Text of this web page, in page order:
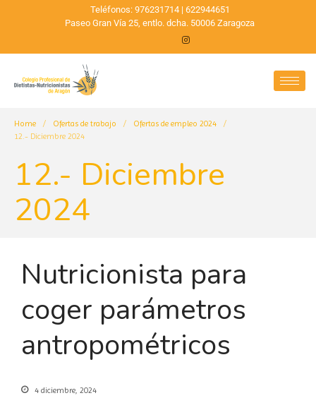
Teléfonos: 976231714 | 622944651
Paseo Gran Vía 25, entlo. dcha. 50006 Zaragoza
Home / Ofertas de trabajo / Ofertas de empleo 2024
/
12.- Diciembre 2024
12.- Diciembre
2024
Nutricionista para
coger parámetros
antropométricos
4 diciembre, 2024